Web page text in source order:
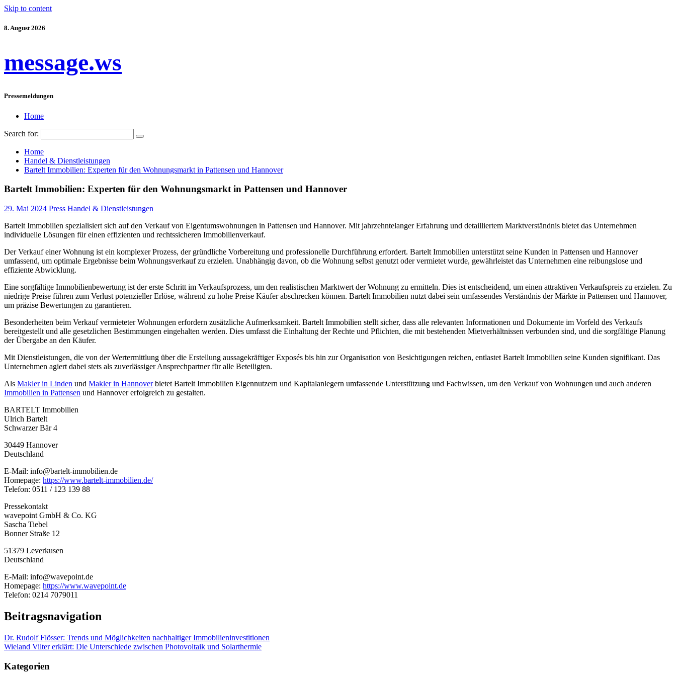
Skip to content
8. August 2026
message.ws
Pressemeldungen
Home
Search for:
Home
Handel & Dienstleistungen
Bartelt Immobilien: Experten für den Wohnungsmarkt in Pattensen und Hannover
Bartelt Immobilien: Experten für den Wohnungsmarkt in Pattensen und Hannover
29. Mai 2024 Press Handel & Dienstleistungen
Bartelt Immobilien spezialisiert sich auf den Verkauf von Eigentumswohnungen in Pattensen und Hannover. Mit jahrzehntelanger Erfahrung und detailliertem Marktverständnis bietet das Unternehmen
individuelle Lösungen für einen effizienten und rechtssicheren Immobilienverkauf.
Der Verkauf einer Wohnung ist ein komplexer Prozess, der gründliche Vorbereitung und professionelle Durchführung erfordert. Bartelt Immobilien unterstützt seine Kunden in Pattensen und Hannover
umfassend, um optimale Ergebnisse beim Wohnungsverkauf zu erzielen. Unabhängig davon, ob die Wohnung selbst genutzt oder vermietet wurde, gewährleistet das Unternehmen eine reibungslose und
effiziente Abwicklung.
Eine sorgfältige Immobilienbewertung ist der erste Schritt im Verkaufsprozess, um den realistischen Marktwert der Wohnung zu ermitteln. Dies ist entscheidend, um einen attraktiven Verkaufspreis zu erzielen. Zu
niedrige Preise führen zum Verlust potenzieller Erlöse, während zu hohe Preise Käufer abschrecken können. Bartelt Immobilien nutzt dabei sein umfassendes Verständnis der Märkte in Pattensen und Hannover,
um präzise Bewertungen zu garantieren.
Besonderheiten beim Verkauf vermieteter Wohnungen erfordern zusätzliche Aufmerksamkeit. Bartelt Immobilien stellt sicher, dass alle relevanten Informationen und Dokumente im Vorfeld des Verkaufs
bereitgestellt und alle gesetzlichen Bestimmungen eingehalten werden. Dies umfasst die Einhaltung der Rechte und Pflichten, die mit bestehenden Mietverhältnissen verbunden sind, und die sorgfältige Planung
der Übergabe an den Käufer.
Mit Dienstleistungen, die von der Wertermittlung über die Erstellung aussagekräftiger Exposés bis hin zur Organisation von Besichtigungen reichen, entlastet Bartelt Immobilien seine Kunden signifikant. Das
Unternehmen agiert dabei stets als zuverlässiger Ansprechpartner für alle Beteiligten.
Als Makler in Linden und Makler in Hannoverbietet Bartelt Immobilien Eigennutzern und Kapitalanlegern umfassende Unterstützung und Fachwissen, um den Verkauf von Wohnungen und auch anderen
Immobilien in Pattensen und Hannover erfolgreich zu gestalten.
BARTELT Immobilien
Ulrich Bartelt
Schwarzer Bär 4
30449 Hannover
Deutschland
E-Mail: info@bartelt-immobilien.de
Homepage: https://www.bartelt-immobilien.de/
Telefon: 0511 / 123 139 88
Pressekontakt
wavepoint GmbH & Co. KG
Sascha Tiebel
Bonner Straße 12
51379 Leverkusen
Deutschland
E-Mail: info@wavepoint.de
Homepage: https://www.wavepoint.de
Telefon: 0214 7079011
Beitragsnavigation
Dr. Rudolf Flösser: Trends und Möglichkeiten nachhaltiger Immobilieninvestitionen
Wieland Vilter erklärt: Die Unterschiede zwischen Photovoltaik und Solarthermie
Kategorien